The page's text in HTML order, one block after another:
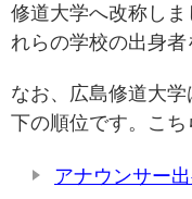
修道大学へ改称し
れらの学校の出身者
なお、広島修道大
下の順位です。こち
アナウンサー